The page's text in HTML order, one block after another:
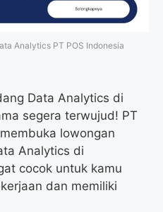
Analytics PT POS Indonesia
Data Analytics di
segera terwujud! PT
lowongan
Analytics di
cocok untuk kamu
dan memiliki